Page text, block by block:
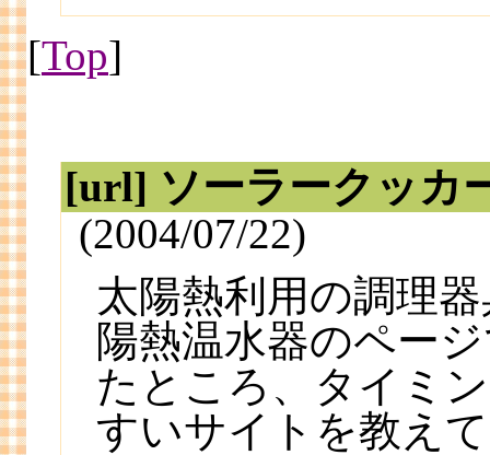
[Top]
[url] ソーラークッカ
(2004/07/22)
太陽熱利用の調理
陽熱温水器のペー
たところ、タイミ
すいサイトを教え